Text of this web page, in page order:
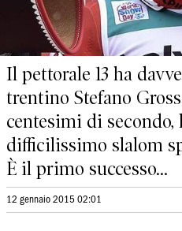
Il pettorale 13 ha
trentino Stefano
centesimi di secondo,
difficilissimo slalom
È il primo successo...
12 gennaio 2015 02:01